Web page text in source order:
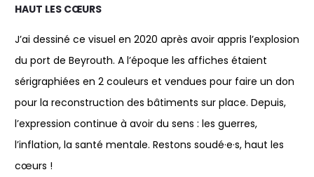
HAUT LES CŒURS
J’ai dessiné ce visuel en 2020 après avoir appris l’explosion
du port de Beyrouth. A l’époque les affiches étaient
sérigraphiées en 2 couleurs et vendues pour faire un don
pour la reconstruction des bâtiments sur place. Depuis,
l’expression continue à avoir du sens : les guerres,
l’inflation, la santé mentale. Restons soudé·e·s, haut les
cœurs !